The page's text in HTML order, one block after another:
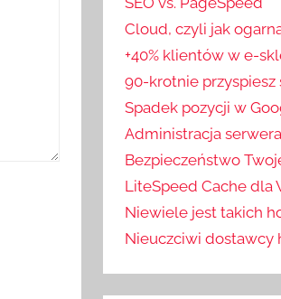
Cloud, czyli jak
+40% klientów w e-
90-krotnie przyspiesz
Spadek pozycji w
Administracja
Bezpieczeństwo
LiteSpeed Cache dla
Niewiele jest takich
Nieuczciwi dostawcy